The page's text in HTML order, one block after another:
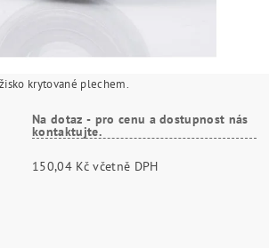
krytované plechem.
Na dotaz - pro cenu a dostupnost nás
kontaktujte.
150,04 Kč včetně DPH